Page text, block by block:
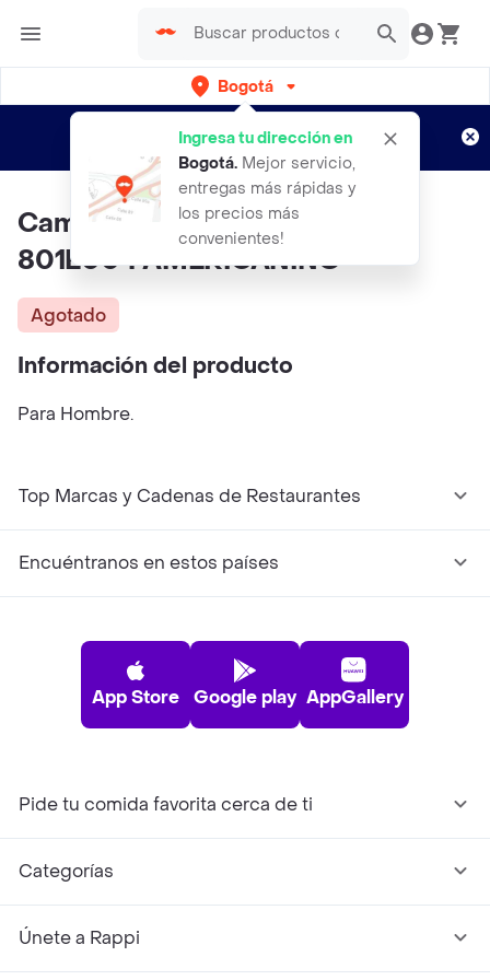
Bogotá
Ingresa tu dirección en
Bogotá. Mejor servicio,
entregas más rápidas y
los precios más
convenientes!
envíos gratis por semanas
Aplican TyC
Camiseta Hombre Cafe Talla S
801E004 AMERICANINO
Agotado
Información del producto
Para Hombre.
Top Marcas y Cadenas de Restaurantes
Encuéntranos en estos países
App Store Google play AppGallery
Pide tu comida favorita cerca de ti
Categorías
Únete a Rappi